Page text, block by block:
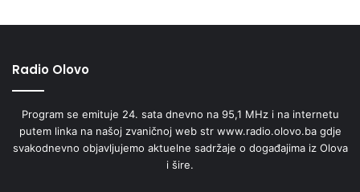
Radio Olovo
Program se emituje 24. sata dnevno na 95,1 MHz i na internetu
putem linka na našoj zvaničnoj web str www.radio.olovo.ba gdje
svakodnevno objavljujemo aktuelne sadržaje o događajima iz Olova
i šire.